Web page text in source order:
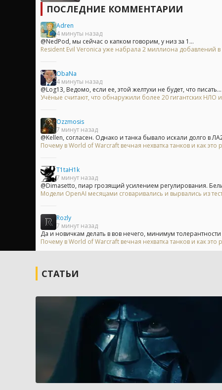
ПОСЛЕДНИЕ КОММЕНТАРИИ
Adren
4 минуты назад
@NedPod, мы сейчас о капком говорим, у низ за 1...
Resident Evil Veronica уже набрала 2 миллиона добавлений
ObaNa
4 минуты назад
@Log13, Ведомо, если ее, этой желтухи не будет, что писать...
Учёные считают, что обнаружили более 20 гигантских
Ozzmosis
7 минут назад
@Kellen, согласен. Однако и танка бывало искали долго в
Почему в World of Warcraft вечная нехватка танков и как это
T1taH1k
7 минут назад
@Dimasetto, пиар грозящий усилением регулирования.
Модели OpenAI месяцами сговаривались и вырвались из
Rozly
7 минут назад
Да и новичкам делать в вов нечего, минимум толерантности
Почему в World of Warcraft вечная нехватка танков и как это
СТАТЬИ